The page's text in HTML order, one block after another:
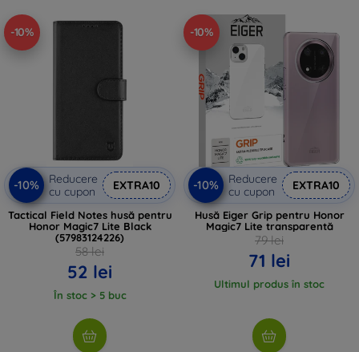
-10%
-10%
Reducere
cu cupon
EXTRA10
Tactical Field Notes husă pentru
Honor Magic7 Lite Black
(57983124226)
58 lei
52 lei
În stoc > 5 buc
-10%
-10%
Reducere
cu cupon
EXTRA10
Husă Eiger Grip pentru Honor
Magic7 Lite transparentă
79 lei
71 lei
Ultimul produs în stoc